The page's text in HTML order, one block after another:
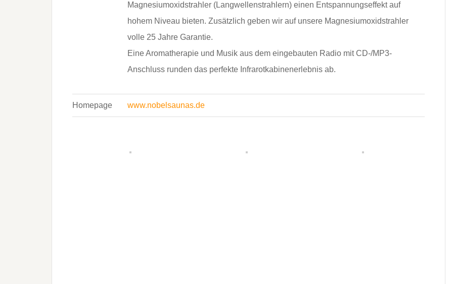
Magnesiumoxidstrahler (Langwellenstrahlern) einen Entspannungseffekt auf
hohem Niveau bieten. Zusätzlich geben wir auf unsere Magnesiumoxidstrahler
volle 25 Jahre Garantie.
Eine Aromatherapie und Musik aus dem eingebauten Radio mit CD-/MP3-
Anschluss runden das perfekte Infrarotkabinenerlebnis ab.
Homepage www.nobelsaunas.de